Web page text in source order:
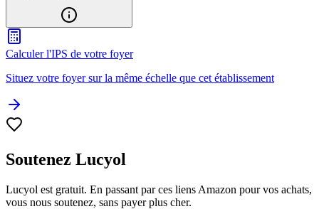
Calculer l'IPS de votre foyer
Situez votre foyer sur la même échelle que cet établissement
Soutenez Lucyol
Lucyol est gratuit. En passant par ces liens Amazon pour vos achats,
vous nous soutenez, sans payer plus cher.